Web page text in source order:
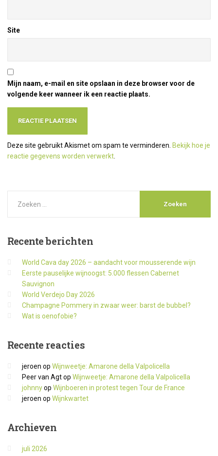
Site
Mijn naam, e-mail en site opslaan in deze browser voor de
volgende keer wanneer ik een reactie plaats.
Deze site gebruikt Akismet om spam te verminderen. Bekijk hoe je
reactie gegevens worden verwerkt
Recenteberichten
World Cava day 2026 – aandacht voor mousserende wijn
Eerste pauselijke wijnoogst: 5.000 flessen Cabernet
Sauvignon
World Verdejo Day 2026
Champagne Pommery in zwaar weer: barst de bubbel?
Wat is oenofobie?
Recente reacties
jeroen op Wijnweetje: Amarone della Valpolicella
Peer van Agtop Wijnweetje: Amarone della Valpolicella
johnnyop Wijnboeren in protest tegen Tour de France
jeroen op Wijnkwartet
Archieven
juli 2026